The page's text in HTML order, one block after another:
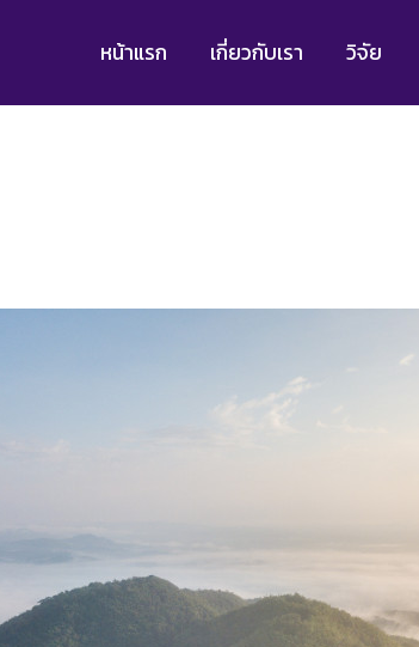
หน้าแรก เกี่ยวกับเรา วิจัย